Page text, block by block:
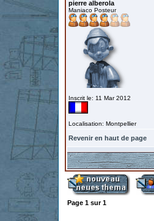
pierre alberola
Maniaco Posteur
Inscrit le: 11 Mar 2012
Localisation: Montpellier
Revenir en haut de page
Page 1 sur1